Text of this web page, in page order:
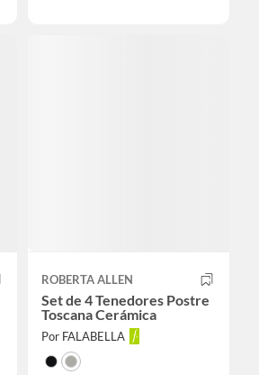
ROBERTA ALLEN
Set de 4 Tenedores Postre
Toscana Cerámica
Por FALABELLA